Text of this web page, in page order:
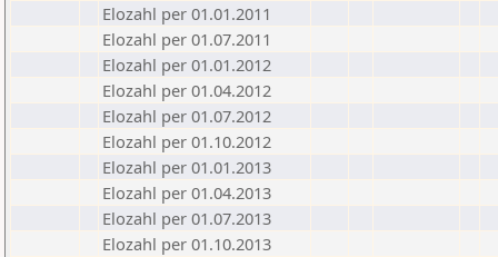
Elozahl per 01.01.2011
Elozahl per 01.07.2011
Elozahl per 01.01.2012
Elozahl per 01.04.2012
Elozahl per 01.07.2012
Elozahl per 01.10.2012
Elozahl per 01.01.2013
Elozahl per 01.04.2013
Elozahl per 01.07.2013
Elozahl per 01.10.2013